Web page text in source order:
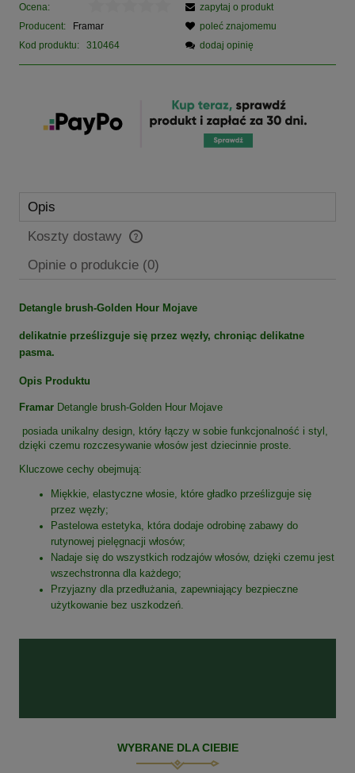
Ocena:
Producent:
Framar
Kod produktu:
310464
zapytaj o produkt
poleć znajomemu
dodaj opinię
Opis
Koszty dostawy
Cena nie zawiera ewentualnych kosztów płatności
Opinie o produkcie (0)
Detangle brush-Golden Hour Mojave
delikatnie prześlizguje się przez węzły, chroniąc delikatne
pasma.
Opis Produktu
Framar Detangle brush-Golden Hour Mojave
posiada unikalny design, który łączy w sobie funkcjonalność i styl,
dzięki czemu rozczesywanie włosów jest dziecinnie proste.
Kluczowe cechy obejmują:
Miękkie, elastyczne włosie, które gładko prześlizguje się
przez węzły;
Pastelowa estetyka, która dodaje odrobinę zabawy do
rutynowej pielęgnacji włosów;
Nadaje się do wszystkich rodzajów włosów, dzięki czemu jest
wszechstronna dla każdego;
Przyjazny dla przedłużania, zapewniający bezpieczne
użytkowanie bez uszkodzeń.
WYBRANE DLA CIEBIE